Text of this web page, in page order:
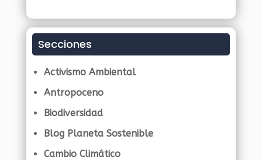
Secciones
Activismo Ambiental
Antropoceno
Biodiversidad
Blog Planeta Sostenible
Cambio Climático